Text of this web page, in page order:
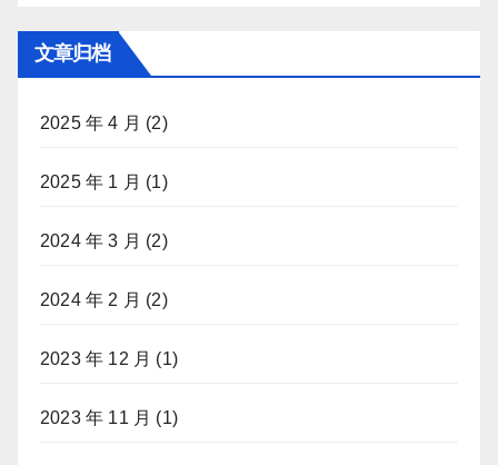
文章归档
2025 年 4 月 (2)
2025 年 1 月 (1)
2024 年 3 月 (2)
2024 年 2 月 (2)
2023 年 12 月 (1)
2023 年 11 月 (1)